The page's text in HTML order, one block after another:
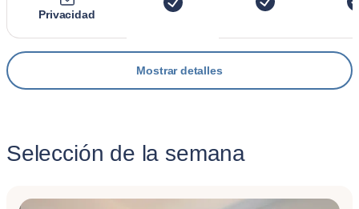
Privacidad
Mostrar detalles
Selección de la semana